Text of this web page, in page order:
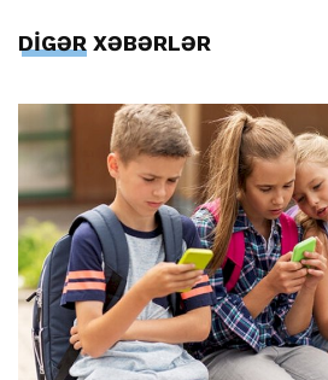
DİGƏR XƏBƏRLƏR